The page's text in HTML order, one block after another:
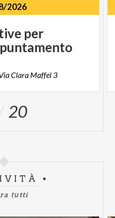
2026
per
Clara Maffei3
20
tutti